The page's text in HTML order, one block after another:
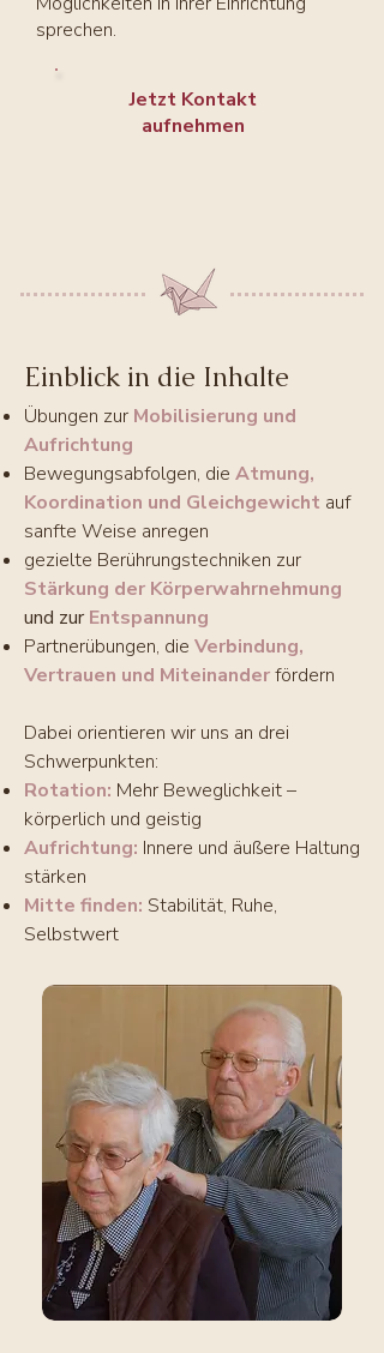
sprechen.
Jetzt Kontakt
aufnehmen
Einblick in die Inhalte
Übungen zur Mobilisierung und
Aufrichtung
Bewegungsabfolgen, die Atmung,
Koordination und Gleichgewicht auf
sanfte Weise anregen
gezielte Berührungstechniken zur
Stärkung der Körperwahrnehmung
und zurEntspannung
Partnerübungen, die Verbindung,
Vertrauen und Miteinanderfördern
Dabei orientieren wir uns an drei
Schwerpunkten:
Rotation: Mehr Beweglichkeit –
körperlich und geistig
Aufrichtung: Innere und äußere Haltung
stärken
Mitte finden: Stabilität, Ruhe,
Selbstwert